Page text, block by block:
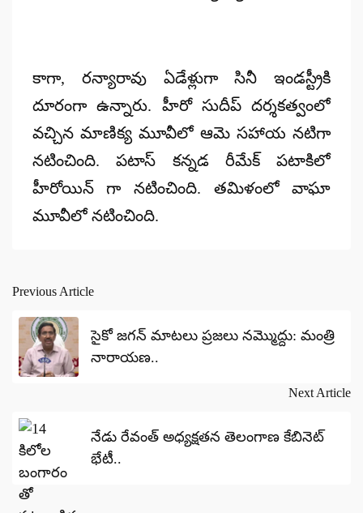
కాగా, రన్యా‌రావు ఏడేళ్లుగా సినీ ఇండస్ట్రీకి
దూరంగా ఉన్నారు. హీరో సుదీప్ దర్శకత్వంలో
వచ్చిన మాణిక్య మూవీలో ఆమె సహాయ నటిగా
నటించింది. పటాస్ కన్నడ రీమేక్ పటాకిలో
హీరోయిన్ గా నటించింది. తమిళంలో వాఘా
మూవీలో నటించింది.
Post
navigation
Previous Article
సైకో జగన్ మాటలు ప్రజలు నమ్మొద్దు: మంత్రి
నారాయణ..
Next Article
నేడు రేవంత్ అధ్యక్షతన తెలంగాణ కేబినెట్
భేటీ..